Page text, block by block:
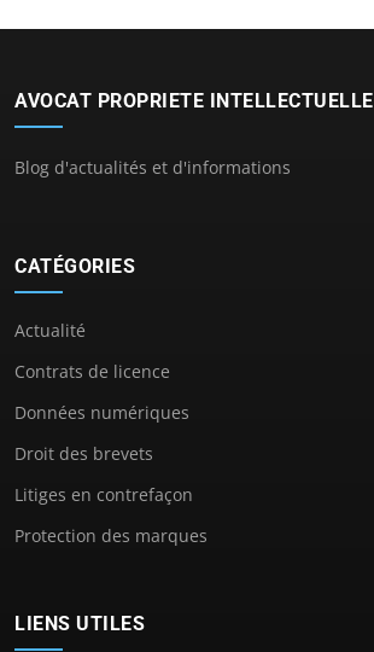
AVOCAT PROPRIETE INTELLECTUELLE
Blog d'actualités et d'informations
CATÉGORIES
Actualité
Contrats de licence
Données numériques
Droit des brevets
Litiges en contrefaçon
Protection des marques
LIENS UTILES